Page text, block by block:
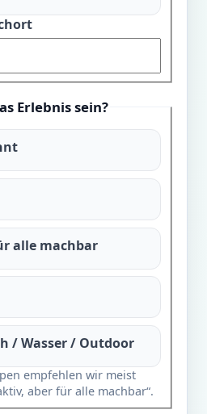
Erlebnis sein?
alle machbar
/ Wasser / Outdoor
empfehlen wir meist
aber für alle machbar“.